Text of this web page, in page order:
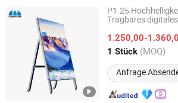
transparente flexible
Folienleinwand
Downlight-Chip
Modul LED-
P1.25
Tragbares
1.250,00-
1 Stück (MOQ)
Anfrage
Shenzhen Chestnuter Technology Co.,
Guangdong, China Seit 2025